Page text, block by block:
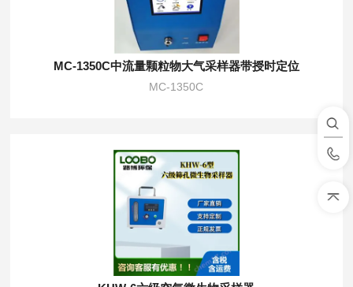
MC-1350C中流量颗粒物大气采样器带授时定位
MC-1350C